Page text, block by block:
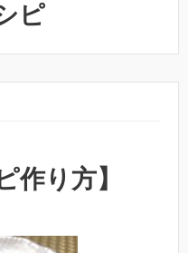
ピ
作り方】